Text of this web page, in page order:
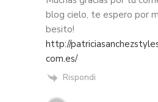
blog cielo, te espero por
besito!
http://
com.es/
Rispondi